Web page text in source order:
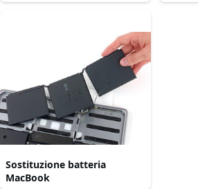
Sostituzione batteria
MacBook